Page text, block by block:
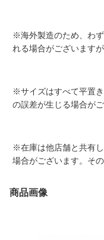
※海外製造のため、わ
れる場合がございます
※サイズはすべて平置
の誤差が生じる場合がご
※在庫は他店舗と共有
場合がございます。そ
商品画像